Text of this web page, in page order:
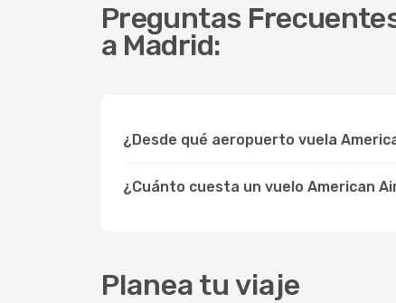
Preguntas
a Madrid:
¿Desde qué aeropuerto vuela
¿Cuánto cuesta un vuelo American
Planea tu viaje